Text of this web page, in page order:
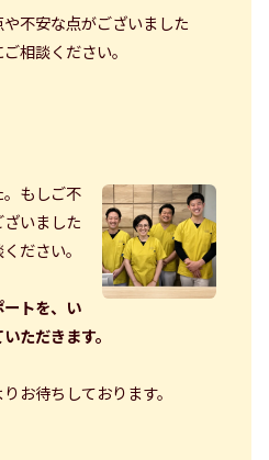
不安な点がございました
相談ください。
。もしご不
いました
ださい。
ートを、い
ただきます。
お待ちしております。